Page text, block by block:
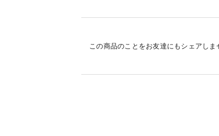
ぜひ、当園の「にこりトマト」を
この商品のことをお友達にもシェアしま